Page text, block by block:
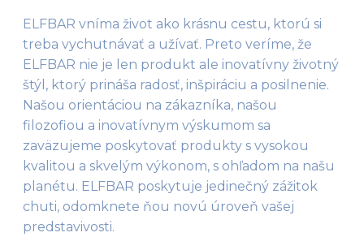
ELFBAR vníma život ako krásnu cestu, ktorú si
treba vychutnávať a užívať. Preto veríme, že
ELFBAR nie je len produkt ale inovatívny životný
štýl, ktorý prináša radosť, inšpiráciu a posilnenie.
Našou orientáciou na zákazníka, našou
filozofiou a inovatívnym výskumom sa
zaväzujeme poskytovať produkty s vysokou
kvalitou a skvelým výkonom, s ohľadom na našu
planétu. ELFBAR poskytuje jedinečný zážitok
chuti, odomknete ňou novú úroveň vašej
predstavivosti.